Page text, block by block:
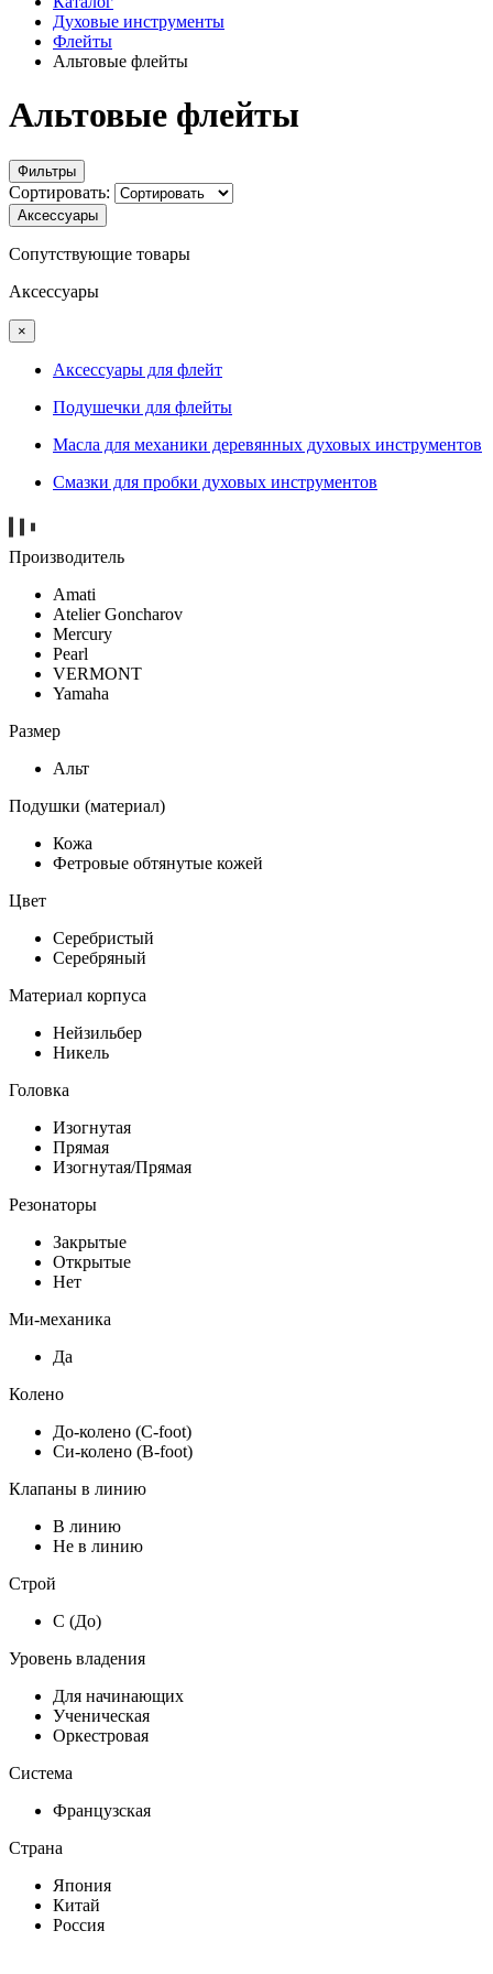
Духовые инструменты
Флейты
Альтовые флейты
Альтовые флейты
Фильтры
Сортировать:
Аксессуары
Сопутствующие товары
Аксессуары
×
Аксессуары для флейт
Подушечки для флейты
Масла для механики деревянных духовых инструментов
Смазки для пробки духовых инструментов
Производитель
Amati
Atelier Goncharov
Mercury
Pearl
VERMONT
Yamaha
Размер
Альт
Подушки (материал)
Кожа
Фетровые обтянутые кожей
Цвет
Серебристый
Серебряный
Материал корпуса
Нейзильбер
Никель
Головка
Изогнутая
Прямая
Изогнутая/Прямая
Резонаторы
Закрытые
Открытые
Нет
Ми-механика
Да
Колено
До-колено (С-foot)
Си-колено (B-foot)
Клапаны в линию
В линию
Не в линию
Строй
C (До)
Уровень владения
Для начинающих
Ученическая
Оркестровая
Система
Французская
Страна
Япония
Китай
Россия